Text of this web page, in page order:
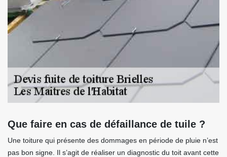
Que faire en cas de défaillance de tuile ?
Une toiture qui présente des dommages en période de pluie n’est
pas bon signe. Il s’agit de réaliser un diagnostic du toit avant cette